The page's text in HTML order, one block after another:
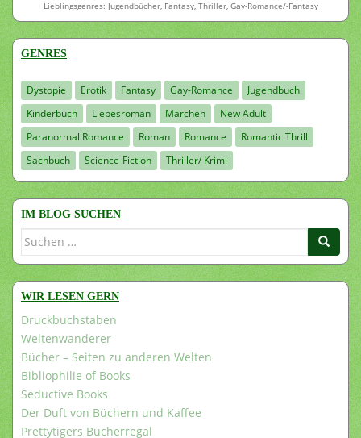
Lieblingsgenres: Jugendbücher, Fantasy, Thriller, Gay-Romance/-Fantasy
GENRES
Dystopie Erotik Fantasy Gay-Romance
Jugendbuch
Kinderbuch
Liebesroman Märchen
New Adult
Paranormal Romance
Roman Romance
Romantic Thrill
Sachbuch
Science-Fiction Thriller/ Krimi
IM BLOG SUCHEN
Suchen
WIR LESEN GERN
Druckbuchstaben
Weltenwanderer
Bücher – Seiten zu anderen Welten
Bibliophilie of Books
Seductive Books
Der Duft von Büchern und Kaffee
Prettytigers Bücherregal